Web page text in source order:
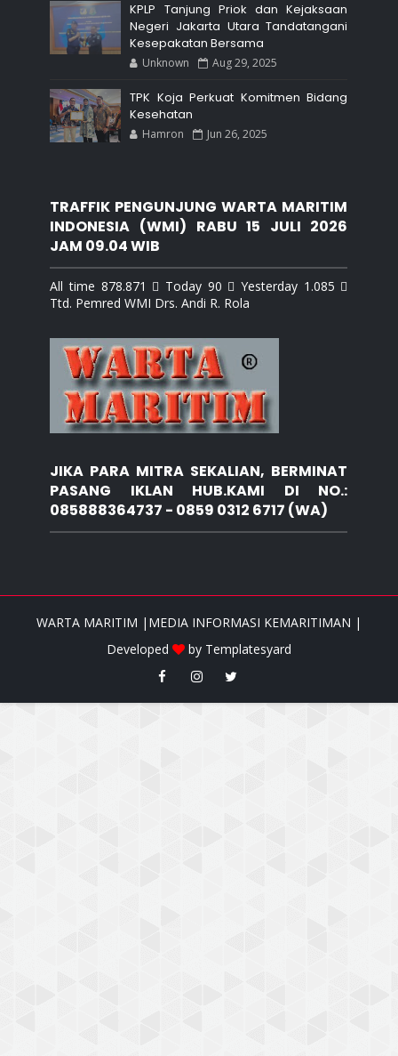
KPLP Tanjung Priok dan Kejaksaan
Negeri Jakarta Utara Tandatangani
Kesepakatan Bersama
Unknown Aug 29, 2025
TPK Koja Perkuat Komitmen Bidang
Kesehatan
Hamron Jun 26, 2025
TRAFFIK PENGUNJUNG WARTA MARITIM
INDONESIA (WMI) RABU 15 JULI 2026
JAM 09.04 WIB
All time 878.871  Today 90  Yesterday 1.085 
Ttd. Pemred WMI Drs. Andi R. Rola
JIKA PARA MITRA SEKALIAN, BERMINAT
PASANG IKLAN HUB.KAMI DI NO.:
085888364737 - 0859 0312 6717 (WA)
WARTA MARITIM |MEDIA INFORMASI KEMARITIMAN |
Developed
by Templatesyard